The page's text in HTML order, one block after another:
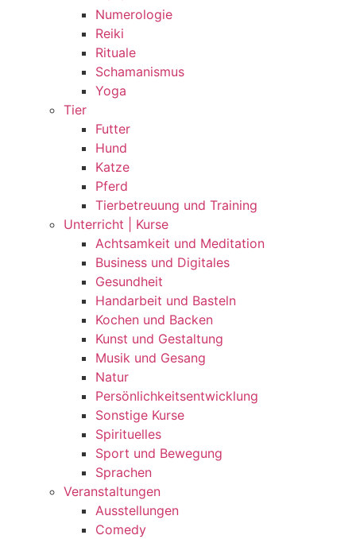
Numerologie
Reiki
Rituale
Schamanismus
Yoga
Tier
Futter
Hund
Katze
Pferd
Tierbetreuung und Training
Unterricht | Kurse
Achtsamkeit und Meditation
Business und Digitales
Gesundheit
Handarbeit und Basteln
Kochen und Backen
Kunst und Gestaltung
Musik und Gesang
Natur
Persönlichkeitsentwicklung
Sonstige Kurse
Spirituelles
Sport und Bewegung
Sprachen
Veranstaltungen
Ausstellungen
Comedy